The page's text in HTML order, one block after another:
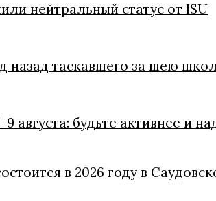
нейтральный статус от ISU
назад таскавшего за шею
августа: будьте активнее и
в 2026 году в